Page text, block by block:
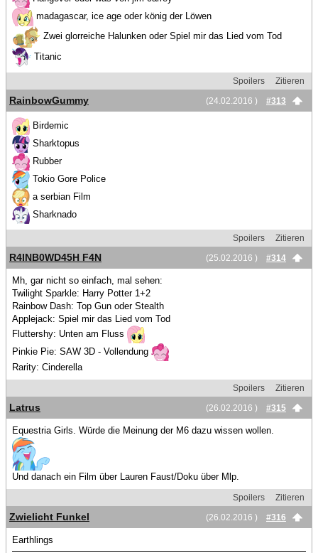
madagascar, ice age oder könig der Löwen
Zwei glorreiche Halunken oder Spiel mir das Lied vom Tod
Titanic
Spoilers
Zitieren
(24.02.2016 )
#313
RainbowGummy
Birdemic
Sharktopus
Rubber
Tokio Gore Police
a serbian Film
Sharknado
Spoilers
Zitieren
(25.02.2016 )
#314
R4INB0WD45H F4N
Mh, gar nicht so einfach, mal sehen:
Twilight Sparkle: Harry Potter 1+2
Rainbow Dash: Top Gun oder Stealth
Applejack: Spiel mir das Lied vom Tod
Fluttershy: Unten am Fluss
Pinkie Pie: SAW 3D - Vollendung
Rarity: Cinderella
Spoilers
Zitieren
(26.02.2016 )
#315
Latrus
Equestria Girls. Würde die Meinung der M6 dazu wissen wollen.
Und danach ein Film über Lauren Faust/Doku über Mlp.
Spoilers
Zitieren
(26.02.2016 )
#316
Zwielicht Funkel
Earthlings